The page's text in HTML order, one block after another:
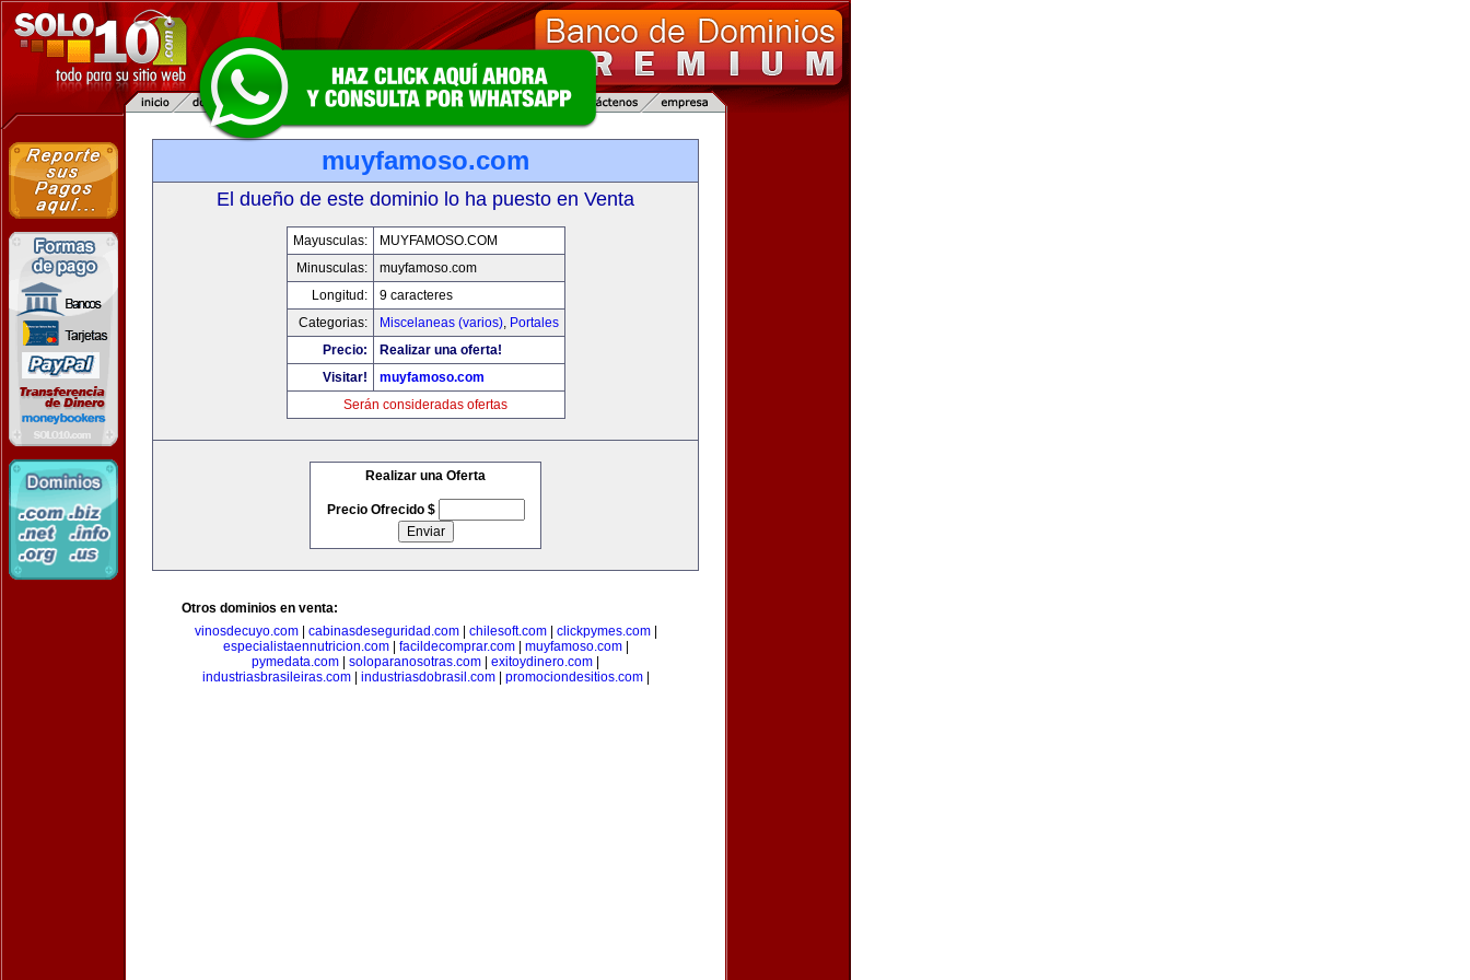
muyfamoso.com
El dueño de este dominio lo ha puesto en Venta
Mayusculas:
MUYFAMOSO.COM
Minusculas:
muyfamoso.com
Longitud:
9 caracteres
Categorias:
Miscelaneas (varios), Portales
Precio:
Realizar una oferta!
Visitar!
muyfamoso.com
Serán consideradas ofertas
Realizar una Oferta
Precio Ofrecido $
Otros dominios en venta:
vinosdecuyo.com| cabinasdeseguridad.com| chilesoft.com| clickpymes.com|
especialistaennutricion.com| facildecomprar.com| muyfamoso.com|
pymedata.com
soloparanosotras.com exitoydinero.com
industriasbrasileiras.com| industriasdobrasil.com| promociondesitios.com|